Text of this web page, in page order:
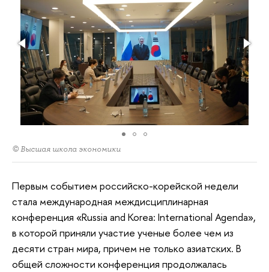
© Высшая школа экономики
Первым событием российско-корейской недели
стала международная междисциплинарная
конференция «Russia and Korea: International Agenda»,
в которой приняли участие ученые более чем из
десяти стран мира, причем не только азиатских. В
общей сложности конференция продолжалась